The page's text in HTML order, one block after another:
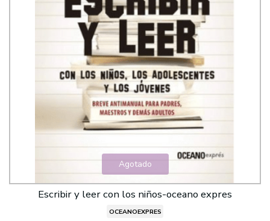
Agotado
Escribir y leer con los niños-oceano expres
OCEANOEXPRES